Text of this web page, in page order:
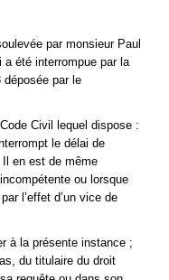
par monsieur Paul
été interrompue par la
déposée par le
Civil lequel dispose :
le délai de
en est de même
ou lorsque
l’effet d’un vice de
à la présente instance ;
du titulaire du droit